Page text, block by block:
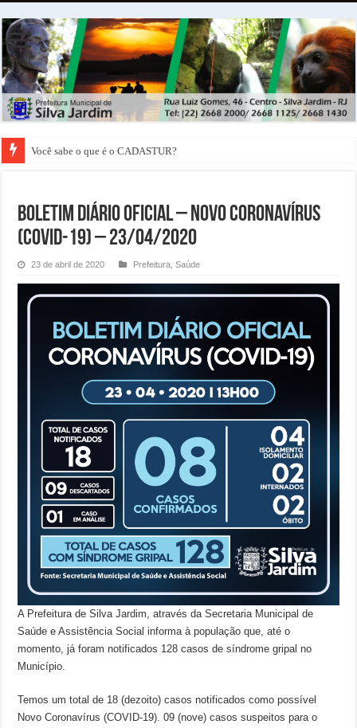
Você sabe o que é o CADASTUR?
BOLETIM DIÁRIO OFICIAL – NOVO CORONAVÍRUS
(COVID-19) – 23/04/2020
23 de abril de 2020 Prefeitura ,Saúde
A Prefeitura de Silva Jardim, através da Secretaria Municipal de
Saúde e Assistência Social informa à população que, até o
momento, já foram notificados 128 casos de síndrome gripal no
Município.
Temos um total de 18 (dezoito) casos notificados como possível
Novo Coronavírus (COVID-19). 09 (nove) casos suspeitos para o